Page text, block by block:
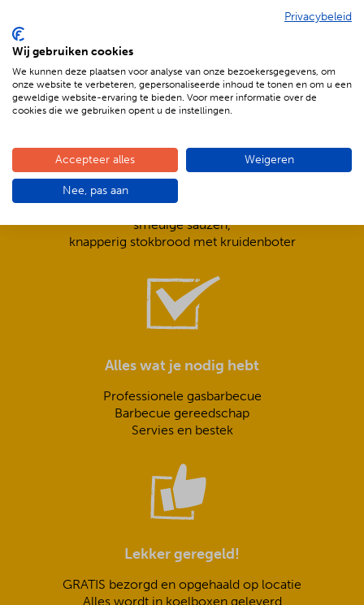
De voordelen van BBQenzo.nl
Compleet is ook écht compleet!
Frisse salades,
smeuïge sauzen,
knapperig stokbrood met kruidenboter
Alles wat je nodig hebt
Professionele gasbarbecue
Barbecue gereedschap
Servies en bestek
Lekker geregeld!
GRATIS bezorgd en opgehaald op locatie
Alles wordt in koelboxen geleverd
Privacybeleid
Wij gebruiken cookies
We kunnen deze plaatsen voor analyse van onze bezoekersgegevens, om
onze website te verbeteren, gepersonaliseerde inhoud te tonen en om u een
geweldige website-ervaring te bieden. Voor meer informatie over de
cookies die we gebruiken opent u de instellingen.
Accepteer alles Weigeren
Nee, pas aan